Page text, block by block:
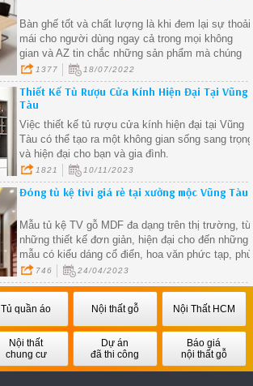
Bàn ghế tốt và chất lượng là khi đem lại sự thoải
mái cho người dùng ngay cả trong mọi không
gian và AZ tin chắc những sản phẩm mà chúng
tôi mang lại sẽ không làm bạn thất vọng
1377 18/07/2022
Thiết Kế Tủ Rượu Cửa Kính Hiện Đại Tại Vũng
Tàu
Việc thiết kế tủ rượu cửa kính hiện đại tại Vũng
Tàu có thể tạo ra một không gian sống sang trọng
và hiện đại cho bạn và gia đình.
1821 10/11/2023
Đóng tủ kệ tivi giá rẻ tại xưởng mộc Vũng Tàu
Mẫu tủ kệ TV gỗ MDF đa dạng trên thị trường, từ
những thiết kế đơn giản, hiện đại cho đến những
mẫu có kiểu dáng cổ điển, hoa văn phức tạp, phù
hợp với mọi phong cách nội thất.
746 24/04/2023
Tủ quần áo Nội thất gỗ Nội Thất HCM
Nội thất
chung cư
Dự án
đã thi công
Báo giá
nội thất gỗ